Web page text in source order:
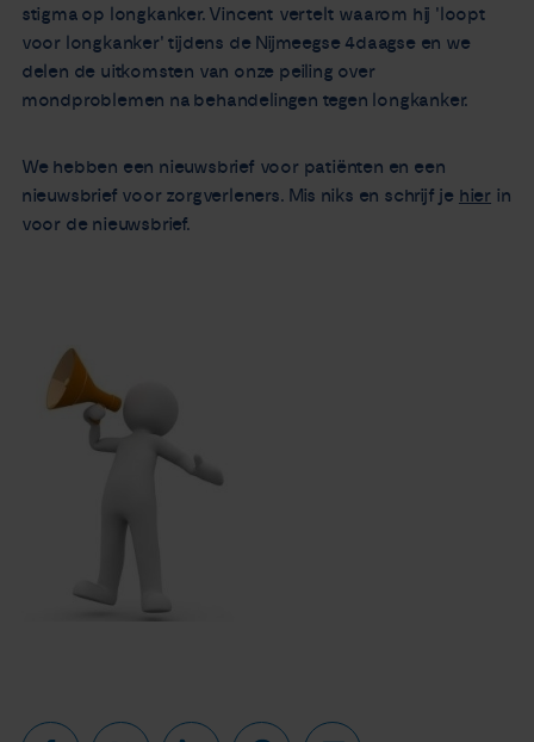
Contact
stigma op longkanker. Vincent vertelt waarom hij 'loopt
voor longkanker' tijdens de Nijmeegse 4daagse en we
delen de uitkomsten van onze peiling over
mondproblemen na behandelingen tegen longkanker.
We hebben een nieuwsbrief voor patiënten en een
nieuwsbrief voor zorgverleners. Mis niks en schrijf je hier in
voor de nieuwsbrief.